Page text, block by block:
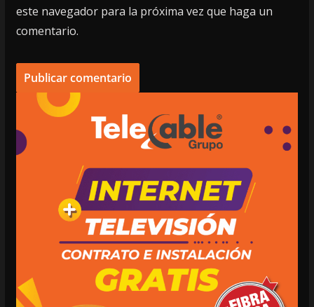
este navegador para la próxima vez que haga un
comentario.